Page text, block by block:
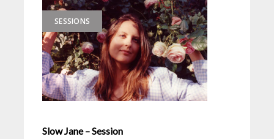
SESSIONS
Slow Jane – Session